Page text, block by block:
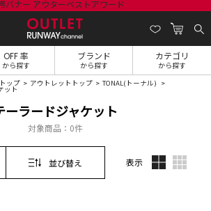
OFF 率
から探す
ブランド
から探す
カテゴリ
から探す
ップ アウトレットトップ TONAL(トーナル)
ット
ーラードジャケット
対象商品： 0件
並び替え 表示